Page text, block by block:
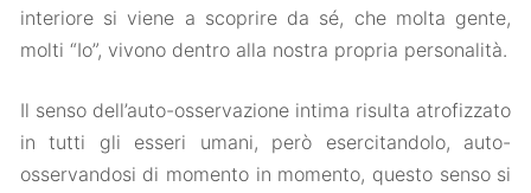
interiore si viene a scoprire da sé, che molta gente,
molti “Io”, vivono dentro alla nostra propria personalità.
Il senso dell’auto-osservazione intima risulta atrofizzato
in tutti gli esseri umani, però esercitandolo, auto-
osservandosi di momento in momento, questo senso si